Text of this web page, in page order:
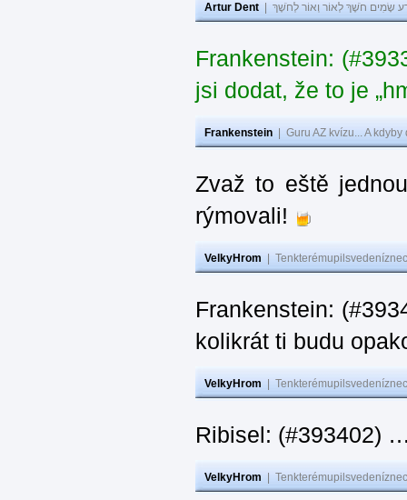
Artur Dent שָׂמִים חֹשֶׁךְ לְאוֹר וְאוֹר לְחֹשֶׁךְ
Frankenstein:
jsi dodat, že to je
Frankenstein Guru AZ kvízu... A
Zvaž to eště
rýmovali!
VelkyHrom
Frankenstein:
kolikrát ti budu
VelkyHrom
Ribisel: (#393402)
VelkyHrom